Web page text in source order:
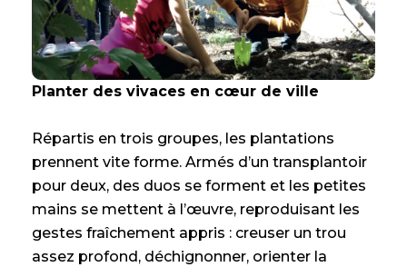
Planter des vivaces en cœur de ville
Répartis en trois groupes, les plantations
prennent vite forme. Armés d’un transplantoir
pour deux, des duos se forment et les petites
mains se mettent à l’œuvre, reproduisant les
gestes fraîchement appris : creuser un trou
assez profond, déchignonner, orienter la